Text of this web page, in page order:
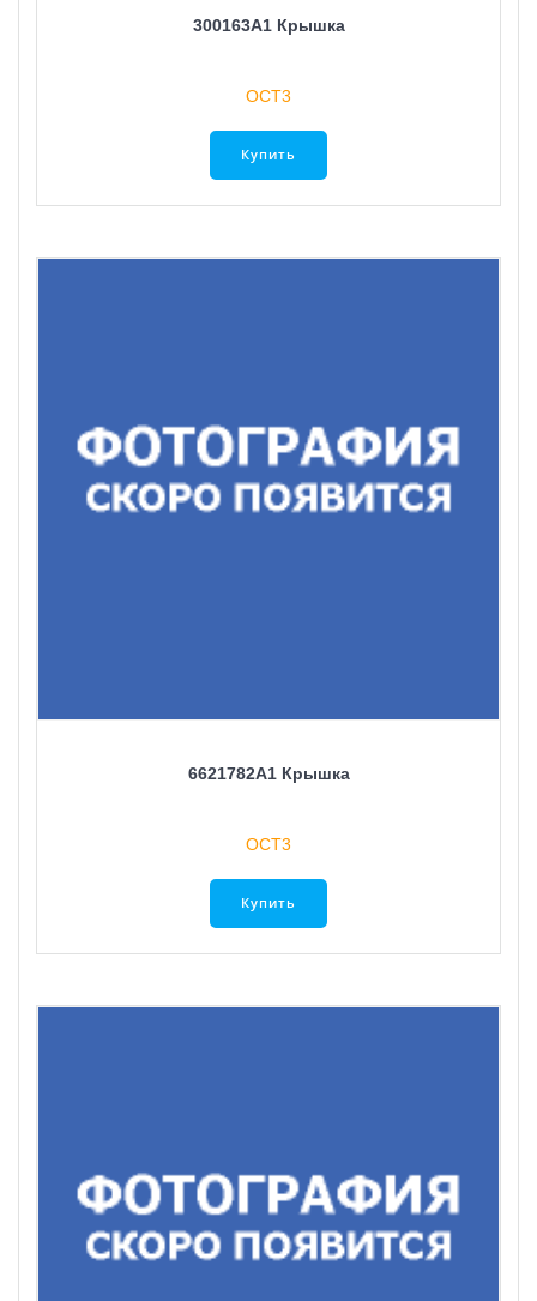
300163A1 Крышка
ОСТ3
Купить
6621782A1 Крышка
ОСТ3
Купить